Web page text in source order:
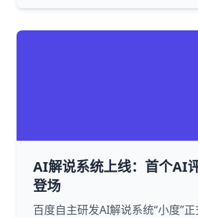
AI解说系统上线：首个AI
登场
百度自主研发AI解说系统“小度”